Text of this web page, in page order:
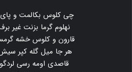
چی کلوس بکالمت و پای
نهلوم گرما بزنت غیر
قارون و کلوس خشه
هر جا میل گله کپر
قاصدی اومه رسی